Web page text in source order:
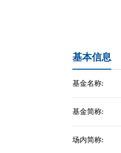
基本信息
基金名称:
基金简称:
场内简称: